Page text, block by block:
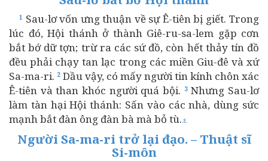
1 Sau-lơ vốn ưng thuận về sự Ê-tiên bị giết. Trong
lúc đó, Hội thánh ở thành Giê-ru-sa-lem gặp cơn
bắt bớ dữ tợn; trừ ra các sứ đồ, còn hết thảy tín đồ
đều phải chạy tan lạc trong các miền Giu-đê và xứ
Sa-ma-ri. 2 Dầu vậy, có mấy người tin kính chôn xác
Ê-tiên và than khóc người quá bội. 3Nhưng Sau-lơ
làm tàn hại Hội thánh: Sấn vào các nhà, dùng sức
mạnh bắt đàn ông đàn bà mà bỏ tù.⚓
Người Sa-ma-ri trở lại đạo. – Thuật sĩ
Si-môn